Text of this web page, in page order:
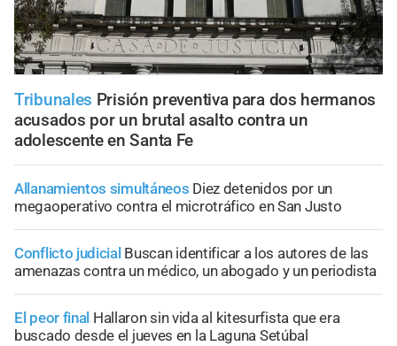
Tribunales Prisión preventiva para dos hermanos
acusados por un brutal asalto contra un
adolescente en Santa Fe
Allanamientos simultáneos Diez detenidos por un
megaoperativo contra el microtráfico en San Justo
Conflicto judicial Buscan identificar a los autores de las
amenazas contra un médico, un abogado y un periodista
El peor final Hallaron sin vida al kitesurfista que era
buscado desde el jueves en la Laguna Setúbal